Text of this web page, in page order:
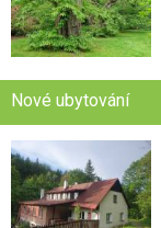
Nové ubytování